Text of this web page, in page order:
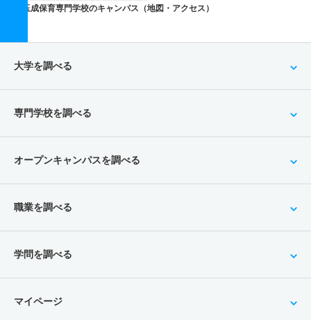
玉成保育専門学校のキャンパス（地図・アクセス）
大学を調べる
専門学校を調べる
オープンキャンパスを調べる
職業を調べる
学問を調べる
マイページ